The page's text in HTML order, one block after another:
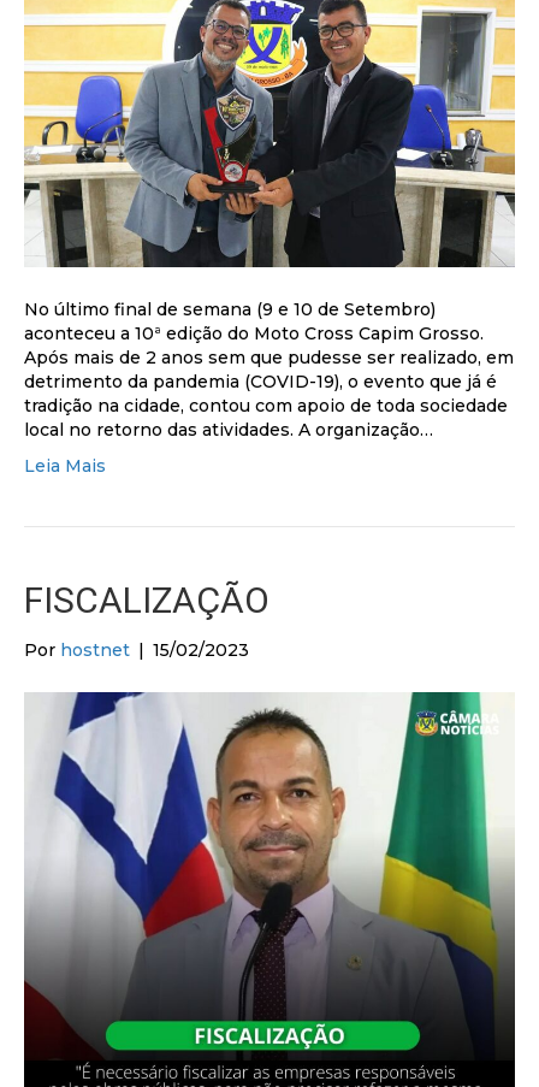
No último final de semana (9 e 10 de Setembro)
aconteceu a 10ª edição do Moto Cross Capim Grosso.
Após mais de 2 anos sem que pudesse ser realizado, em
detrimento da pandemia (COVID-19), o evento que já é
tradição na cidade, contou com apoio de toda sociedade
local no retorno das atividades. A organização…
Leia Mais
FISCALIZAÇÃO
Por hostnet | 15/02/2023